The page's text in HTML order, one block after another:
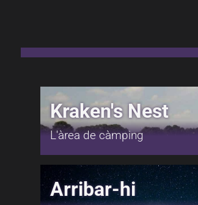
Kraken's Nest
L'àrea de càmping
Arribar-hi